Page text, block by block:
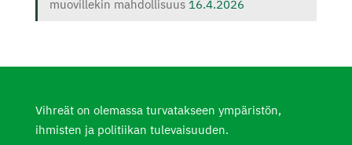
muovillekin mahdollisuus 16.4.2026
Vihreät on olemassa turvatakseen ympäristön,
ihmisten ja politiikan tulevaisuuden.